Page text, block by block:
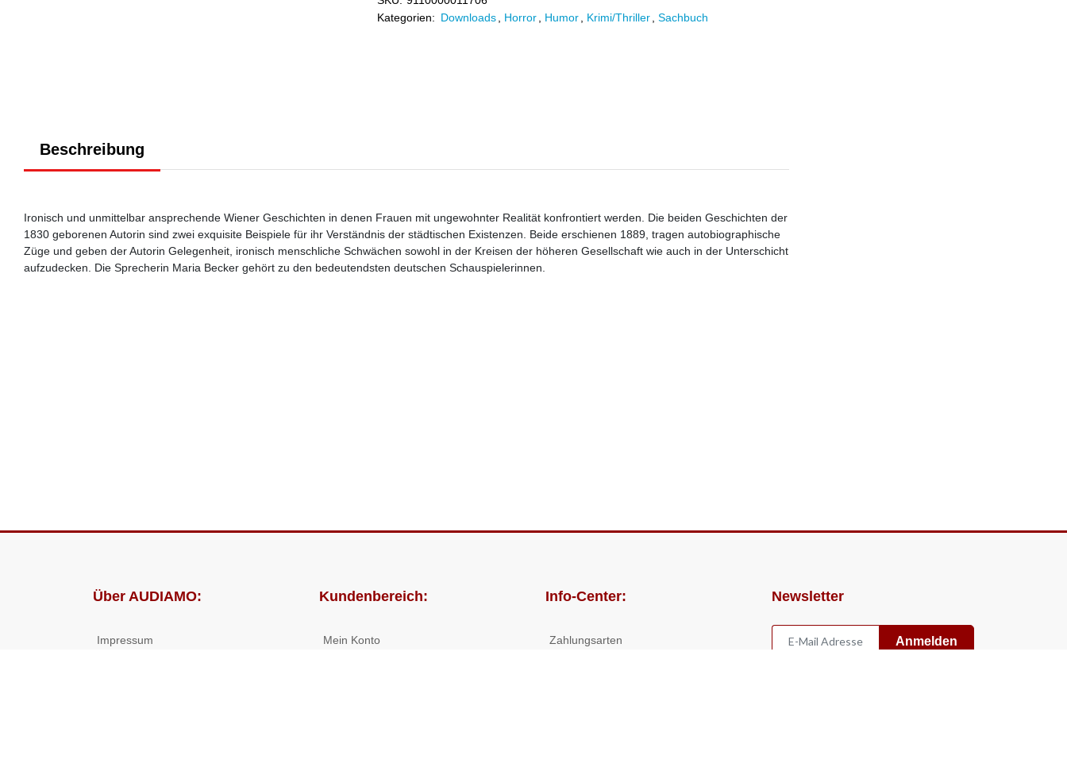
Kategorien: Downloads Horror Humor Krimi/Thriller Sachbuch
Beschreibung
Ironisch und unmittelbar ansprechende Wiener Geschichten in denen Frauen mit ungewohnter Realität konfrontiert werden. Die beiden Geschichten der
1830 geborenen Autorin sind zwei exquisite Beispiele für ihr Verständnis der städtischen Existenzen. Beide erschienen 1889, tragen autobiographische
Züge und geben der Autorin Gelegenheit, ironisch menschliche Schwächen sowohl in der Kreisen der höheren Gesellschaft wie auch in der Unterschicht
aufzudecken. Die Sprecherin Maria Becker gehört zu den bedeutendsten deutschen Schauspielerinnen.
Über AUDIAMO:
Impressum
Kundenbereich:
Mein Konto
Info-Center:
Zahlungsarten
Newsletter
Anmelden